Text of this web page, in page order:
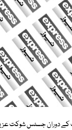
جسٹس شوکت عزیز